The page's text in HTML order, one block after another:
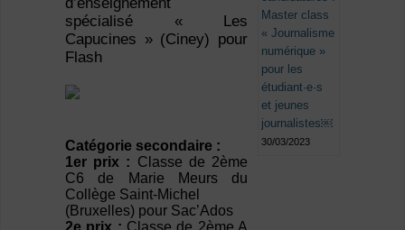
d’enseignement
spécialisé « Les
Capucines » (Ciney) pour
Flash
Catégorie secondaire :
1er prix : Classe de 2ème
C6 de Marie Meurs du
Collège Saint-Michel
(Bruxelles) pour Sac’Ados
Master class
« Journalisme
numérique »
pour les
étudiant·e·s
et jeunes
journalistes￼
30/03/2023